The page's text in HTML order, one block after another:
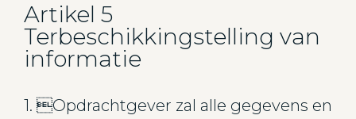
Artikel 5
Terbeschikkingstelling van
informatie
1. Opdrachtgever zal alle gegevens en